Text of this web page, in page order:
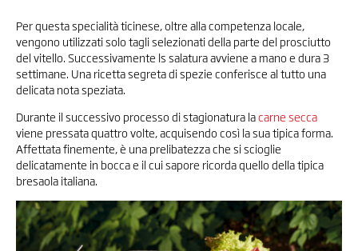
Per questa specialità ticinese, oltre alla competenza locale,
vengono utilizzati solo tagli selezionati della parte del prosciutto
del vitello. Successivamente ls salatura avviene a mano e dura 3
settimane. Una ricetta segreta di spezie conferisce al tutto una
delicata nota speziata.
Durante il successivo processo di stagionatura lacarne secca
viene pressata quattro volte, acquisendo così la sua tipica forma.
Affettata finemente, è una prelibatezza che si scioglie
delicatamente in bocca e il cui sapore ricorda quello della tipica
bresaola italiana.